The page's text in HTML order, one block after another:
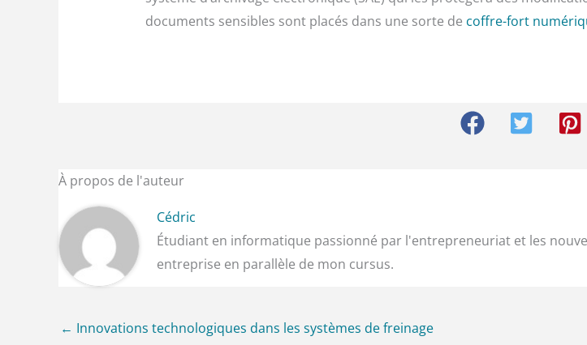
documents sensibles sont placés dans une sorte de coffre-fort
À propos de l'auteur
Cédric
Étudiant en informatique passionné par l'entrepreneuriat et les
entreprise en parallèle de mon cursus.
← Innovations technologiques dans les systèmes de freinage